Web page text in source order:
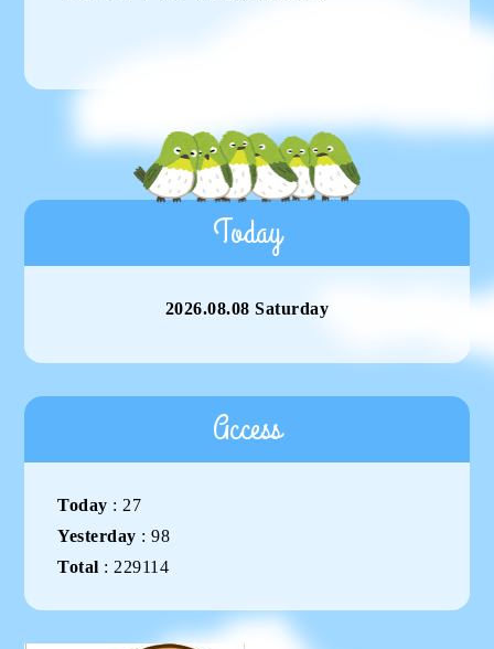
Today
2026.08.08 Saturday
Access
Today : 27
Yesterday :98
Total : 229114